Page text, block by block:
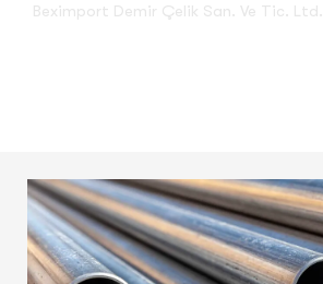
Beximport Demir Çelik San. Ve Tic.